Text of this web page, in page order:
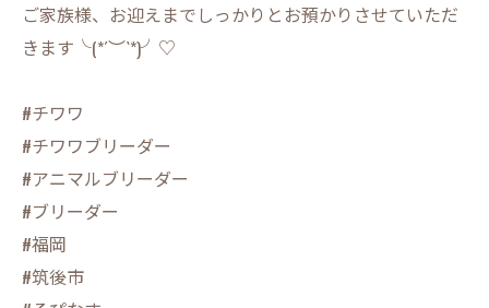
ご家族様、お迎えまでしっかりとお預かりさせていただ
きます╰(*´︶`*)╯♡
#チワワ
#チワワブリーダー
#アニマルブリーダー
#ブリーダー
#福岡
#筑後市